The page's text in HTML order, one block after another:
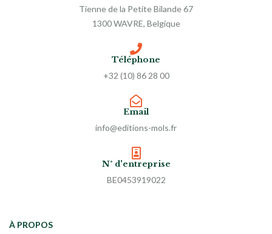
Tienne de la Petite Bilande 67
1300 WAVRE, Belgique
Téléphone
+32 (10) 86 28 00
Email
info@editions-mols.fr
N° d'entreprise
BE0453919022
À PROPOS